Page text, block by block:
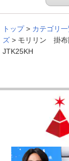
トップ > カテゴリ
ズ > モリリン 掛
JTK25KH